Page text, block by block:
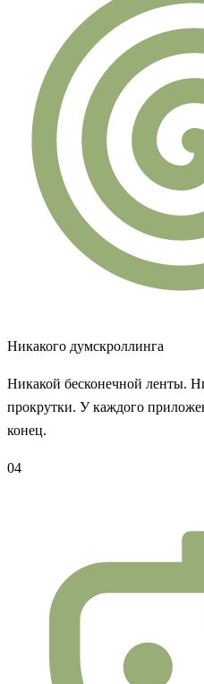
Никакого думскроллинга
Никакой бесконечной ленты.
прокрутки. У каждого
конец.
04